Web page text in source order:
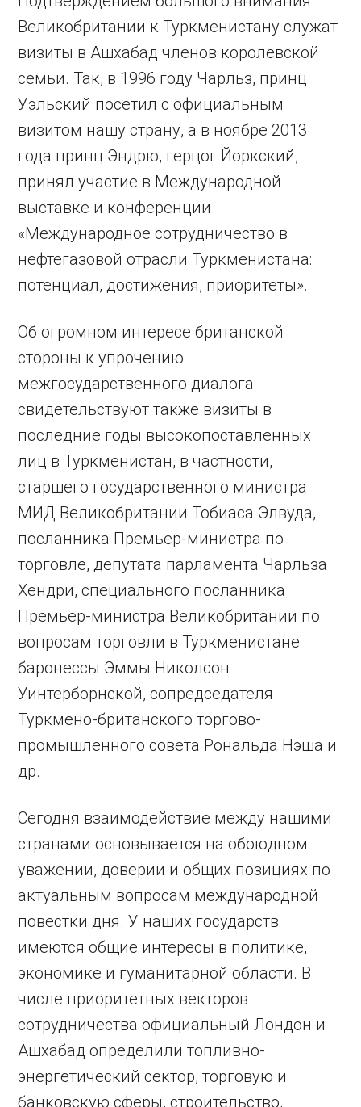
Великобритании к Туркменистану служат
визиты в Ашхабад членов королевской
семьи. Так, в 1996 году Чарльз, принц
Уэльский посетил с официальным
визитом нашу страну, а в ­ноябре 2013
года принц Эндрю, герцог Йоркский,
принял участие в Международной
выставке и конференции
«Международное сотрудничество в
нефтегазовой отрасли Туркменистана:
потенциал, достижения, приоритеты».
Об огромном интересе британской
стороны к упрочению
межгосударственного диалога
свидетельствуют также визиты в
последние годы высокопоставленных
лиц в Туркменистан, в частности,
старшего государственного министра
МИД Великобритании Тобиаса Элвуда,
посланника Премьер-министра по
торговле, депутата парламента Чарльза
Хендри, специального посланника
Премьер-министра Великобритании по
вопросам торговли в Туркменистане
баронессы Эммы Николсон
Уинтерборнской, сопредседателя
Туркмено-британского торгово-
промышленного совета Рональда Нэша и
др.
Сегодня взаимодействие между нашими
странами основывается на обоюдном
уважении, доверии и общих позициях по
актуальным воп­росам международной
повестки дня. У наших государств
имеются общие интересы в политике,
экономике и гуманитарной области. В
числе приоритетных векторов
сотрудничества официальный Лондон и
Ашхабад определили топливно-
энергетический сектор, торговую и
банковскую сферы, строительство,